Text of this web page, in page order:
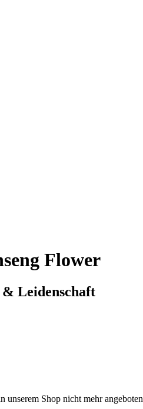
Flower
Leidenschaft
unserem Shop nicht mehr angeboten